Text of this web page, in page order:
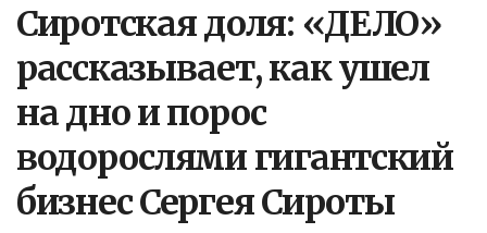
Сиротская доля: «ДЕЛО»
рассказывает, как ушел
на дно и порос
водорослями гигантский
бизнес Сергея Сироты